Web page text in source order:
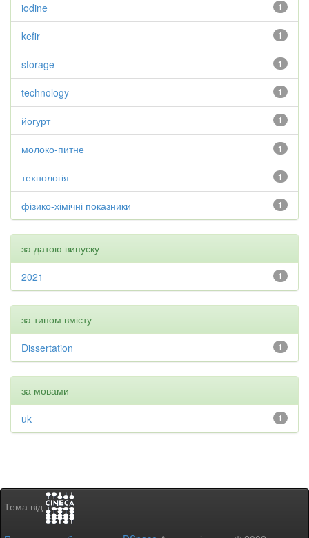
1
iodine
1
kefir
1
storage
1
technology
1
йогурт
1
молоко-питне
1
технологія
1
фізико-хімічні показники
за датою випуску
1
2021
за типом вмісту
1
Dissertation
за мовами
1
uk
Тема від